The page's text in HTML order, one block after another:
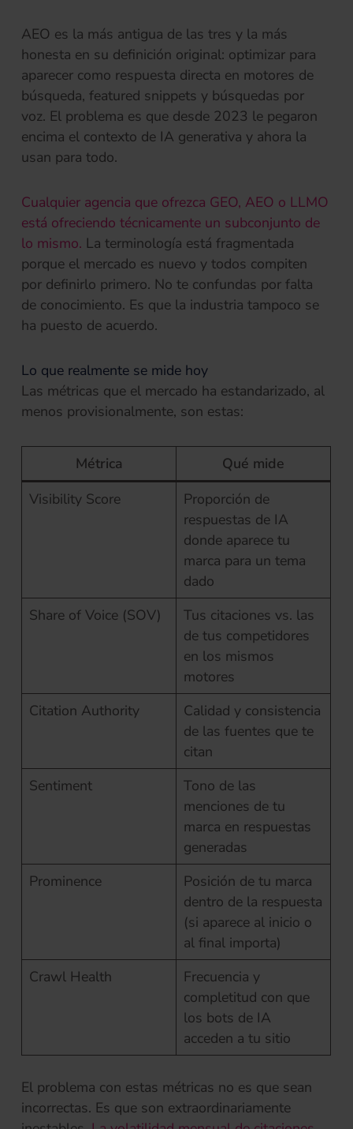
AEO es la más antigua de las tres y la más
honesta en su definición original: optimizar para
aparecer como respuesta directa en motores de
búsqueda, featured snippets y búsquedas por
voz. El problema es que desde 2023 le pegaron
encima el contexto de IA generativa y ahora la
usan para todo.
Cualquier agencia que ofrezca GEO, AEO o LLMO
está ofreciendo técnicamente un subconjunto de
lo mismo. La terminología está fragmentada
porque el mercado es nuevo y todos compiten
por definirlo primero. No te confundas por falta
de conocimiento. Es que la industria tampoco se
ha puesto de acuerdo.
Lo que realmente se mide hoy
Las métricas que el mercado ha estandarizado, al
menos provisionalmente, son estas:
Métrica
Qué mide
Visibility Score
Proporción de
respuestas de IA
donde aparece tu
marca para un tema
dado
Share of Voice (SOV)
Tus citaciones vs. las
de tus competidores
en los mismos
motores
Citation Authority
Calidad y consistencia
de las fuentes que te
citan
Sentiment
Tono de las
menciones de tu
marca en respuestas
generadas
Prominence
Posición de tu marca
dentro de la respuesta
(si aparece al inicio o
al final importa)
Crawl Health
Frecuencia y
completitud con que
los bots de IA
acceden a tu sitio
El problema con estas métricas no es que sean
incorrectas. Es que son extraordinariamente